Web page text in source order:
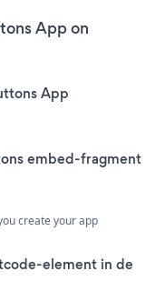
App on
App
embed-fragment
create your app
element in de